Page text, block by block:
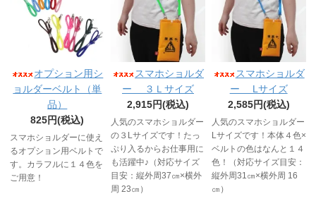
オプション用シ
ョルダーベルト（単
品）
825円(税込)
スマホショルダーに使え
るオプション用ベルトで
す。カラフルに１４色を
ご用意！
スマホショルダ
ー ３Ｌサイズ
2,915円(税込)
人気のスマホショルダー
の３Lサイズです！たっ
ぷり入るからお仕事用に
も活躍中♪（対応サイズ
目安：縦外周37㎝×横外
周 23㎝）
スマホショルダ
ー Lサイズ
2,585円(税込)
人気のスマホショルダー
Lサイズです！本体４色×
ベルトの色はなんと１４
色！（対応サイズ目安：
縦外周31㎝×横外周 16
㎝）